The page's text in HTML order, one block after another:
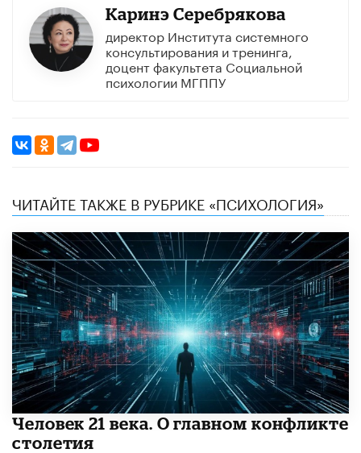
Каринэ Серебрякова
директор Института системного
консультирования и тренинга,
доцент факультета Социальной
психологии МГППУ
ЧИТАЙТЕ ТАКЖЕ В РУБРИКЕ «ПСИХОЛОГИЯ»
​Человек 21 века. О главном конфликте
столетия